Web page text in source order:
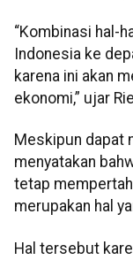
“Kombinasi hal-
Indonesia ke
karena ini akan
ekonomi,” ujar
Meskipun dapat
menyatakan
tetap
merupakan hal
Hal tersebut